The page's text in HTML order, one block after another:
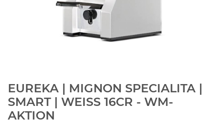
EUREKA | MIGNON SPECIALITA |
SMART | WEISS 16CR - WM-
AKTION